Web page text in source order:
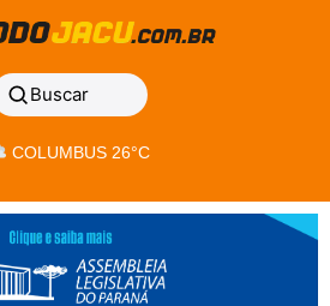
Buscar
COLUMBUS 26°C